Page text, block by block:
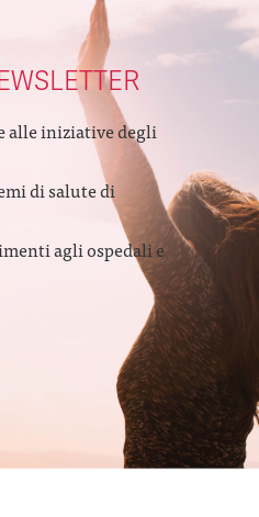
alle iniziative degli
di salute di
agli ospedali e